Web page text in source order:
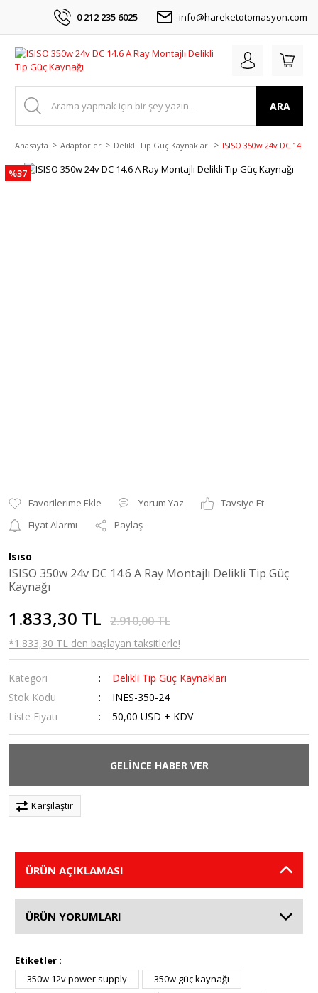
0 212 235 6025 info@hareketotomasyon.com
ARA
Anasayfa Adaptörler Delikli Tip Güç Kaynakları ISISO 350w 24v DC 14.6
%37
Yorum Yaz
Tavsiye Et
Fiyat Alarmı
Paylaş
Isıso
ISISO 350w 24v DC 14.6 A Ray Montajlı Delikli Tip Güç
Kaynağı
1.833,30 TL 2.910,00 TL
*1.833,30 TL den başlayan taksitlerle!
Kategori
Delikli Tip Güç Kaynakları
Stok Kodu
INES-350-24
Liste Fiyatı
50,00 USD + KDV
GELİNCE HABER VER
Karşılaştır
ÜRÜN AÇIKLAMASI
ÜRÜN YORUMLARI
Etiketler :
350w 12v power supply
350w güç kaynağı